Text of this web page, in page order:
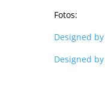
Fotos:
Designed
Designed